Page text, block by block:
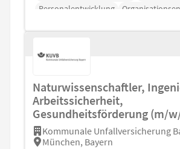
Personalentwicklung
Naturwissenschaftler,
Arbeitssicherheit,
Gesundheitsförderung (m/
Kommunale Unfallversicherung
München, Bayern